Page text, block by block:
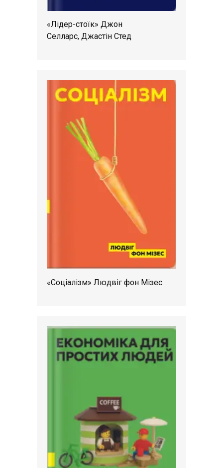
«Лідер-стоїк» Джон
Селларс, Джастін Стед
«Соціалізм» Людвіг фон Мізес